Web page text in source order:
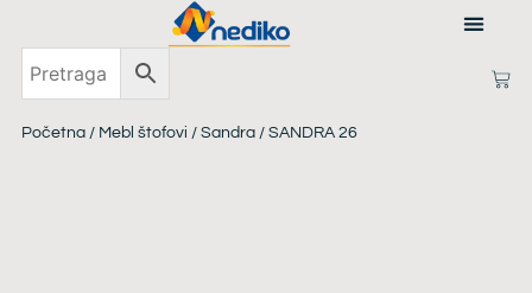
Početna/ Mebl štofovi / Sandra/ SANDRA 26